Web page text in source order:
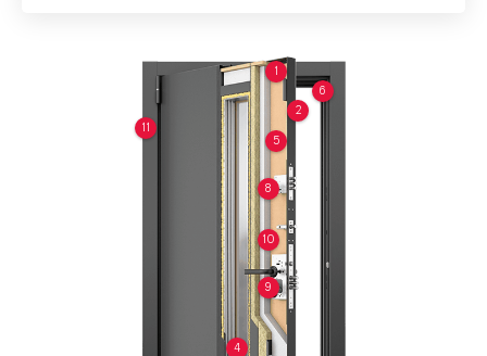
1
2
4
5
6
8
9
10
11